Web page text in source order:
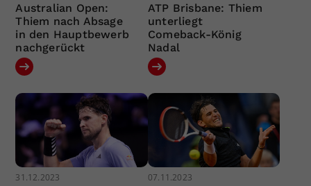
Australian Open:
Thiem nach Absage
in den Hauptbewerb
nachgerückt
ATP Brisbane: Thiem
unterliegt
Comeback-König
Nadal
31.12.2023 07.11.2023